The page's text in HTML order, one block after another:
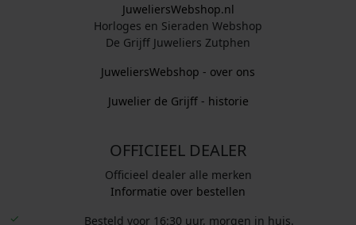
JuweliersWebshop.nl
Horloges en Sieraden Webshop
De Grijff Juweliers Zutphen
JuweliersWebshop - over ons
Juwelier de Grijff - historie
OFFICIEEL DEALER
Officieel dealer alle merken
Informatie over bestellen
Besteld voor 16:30 uur, morgen in huis.